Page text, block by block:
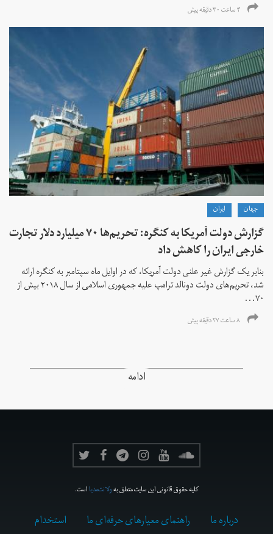
۴ ساعت ۳۰ دقیقه پیش
جهان ايران
گزارش دولت آمریکا به کنگره: تحریم‌ها ۷۰ میلیارد دلار تجارت
خارجی ایران را کاهش داد
بنابر یک گزارش غیر علنی دولت آمریکا، که در اوایل ماه سپتامبر به کنگره ارائه
شد، تحریم‌های دولت دونالد ترامپ علیه جمهوری اسلامی از سال ۲۰۱۸ بیش از
۷۰...
۸ ساعت ۲۷ دقیقه پیش
ادامه
کلیه حقوق قانونی این سایت متعلق بهولانت‌مدیااست.
درباره ما راهنمای معیارهای حرفه‌ای ما استخدام